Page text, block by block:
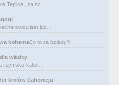
Teplice , na śc…
jest już…
bohemaCo to za bzdury?
władcy
rzymsko-katoli…
królów Dahomeju